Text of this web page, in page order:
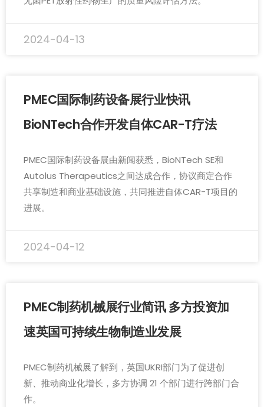
2024-04-13
PMEC国际制药设备展行业快讯
BioNTech合作开发自体CAR-T疗法
PMEC国际制药设备展由新闻获悉，BioNTech SE和
Autolus Therapeutics之间达成合作，协议商定合作
共享制造和商业基础设施，共同推进自体CAR-T项目的
进展。
2024-04-12
PMEC制药机械展行业简讯 多方投资加
速英国可持续生物制造业发展
PMEC制药机械展了解到，英国UKRI部门为了促进创
新、推动商业化增长，多方协调 21 个部门进行跨部门合
作。